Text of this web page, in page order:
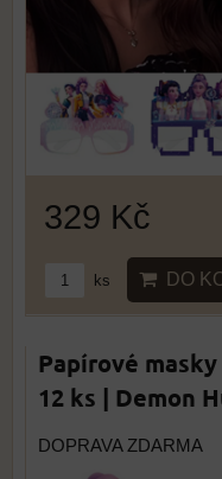
329 Kč
ks DO
Papírové
12 ks | Demon
DOPRAVA ZDARMA